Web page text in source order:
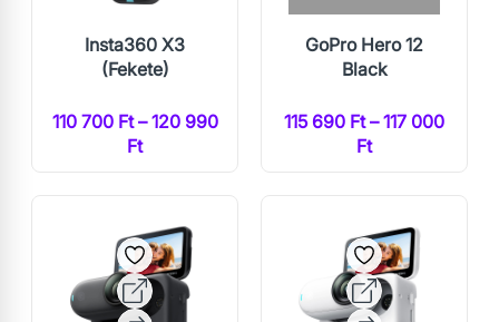
Insta360 X3
(Fekete)
110 700 Ft – 120 990
Ft
GoPro Hero 12
Black
115 690 Ft – 117 000
Ft